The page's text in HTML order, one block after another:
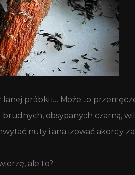
lanej próbki i… Może to
brudnych, obsypanych czarną,
nuty i analizować akordy
ale to?